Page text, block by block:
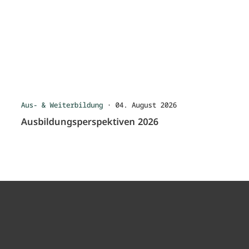
Aus- & Weiterbildung· 04. August 2026
Ausbildungsperspektiven 2026